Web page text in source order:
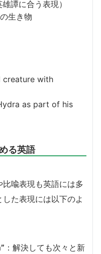
譚に合う表現）
生き物
creature with
as part of his
る英語
喩表現も英語には多
た表現には以下のよ
：解決しても次々と新